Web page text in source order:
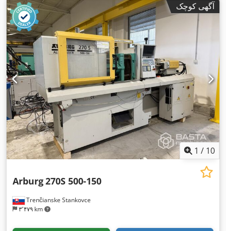
آگهی کوچک
1 / 10
Trenčianske Stankovce
۳٬۴۷۹ km
Arburg270S 500-150